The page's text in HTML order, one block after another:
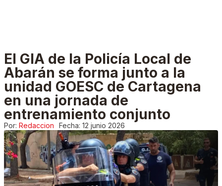
El GIA de la Policía Local de
Abarán se forma junto a la
unidad GOESC de Cartagena
en una jornada de
entrenamiento conjunto
Por: Redaccion Fecha: 12 junio 2026